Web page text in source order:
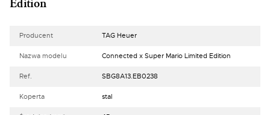
Edition
Producent TAG Heuer
Nazwa modelu Connected x Super Mario Limited Edition
Ref. SBG8A13.EB0238
Koperta stal